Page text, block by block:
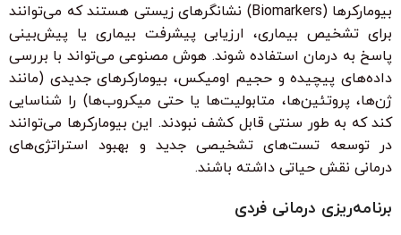
بیومارکرها (Biomarkers) نشانگرهای زیستی هستند که می‌توانند
برای تشخیص بیماری، ارزیابی پیشرفت بیماری یا پیش‌بینی
پاسخ به درمان استفاده شوند. هوش مصنوعی می‌تواند با بررسی
داده‌های پیچیده و حجیم اومیکس، بیومارکرهای جدیدی (مانند
ژن‌ها، پروتئین‌ها، متابولیت‌ها یا حتی میکروب‌ها) را شناسایی
کند که به طور سنتی قابل کشف نبودند. این بیومارکرها می‌توانند
در توسعه تست‌های تشخیصی جدید و بهبود استراتژی‌های
درمانی نقش حیاتی داشته باشند.
برنامه‌ریزی درمانی فردی